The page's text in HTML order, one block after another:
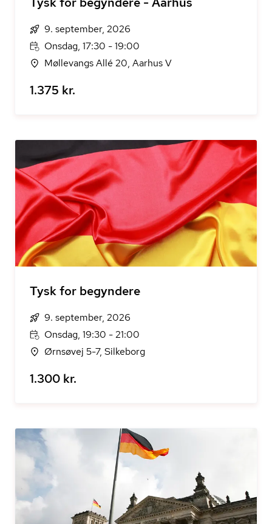
9. september, 2026
Onsdag, 17:30 - 19:00
Møllevangs Allé 20, Aarhus V
1.375 kr.
Tysk for begyndere
9. september, 2026
Onsdag, 19:30 - 21:00
Ørnsøvej 5-7, Silkeborg
1.300 kr.